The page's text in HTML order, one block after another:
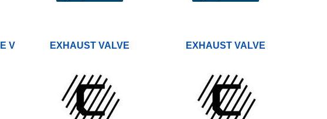
V
EXHAUST VALVE EXHAUST VALVE